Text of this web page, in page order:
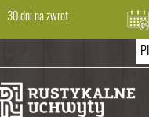
30 dni na zwrot